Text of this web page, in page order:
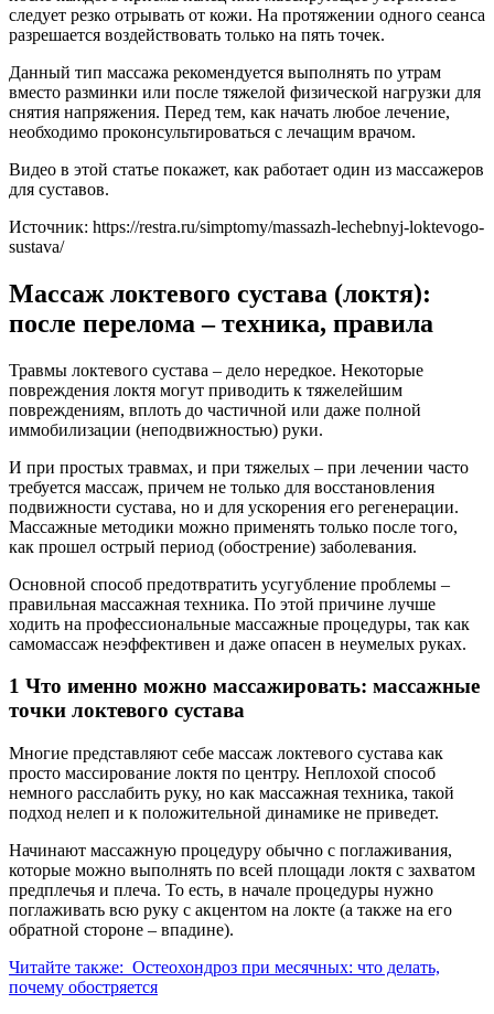
следует резко отрывать от кожи. На протяжении одного сеанса
разрешается воздействовать только на пять точек.
Данный тип массажа рекомендуется выполнять по утрам
вместо разминки или после тяжелой физической нагрузки для
снятия напряжения. Перед тем, как начать любое лечение,
необходимо проконсультироваться с лечащим врачом.
Видео в этой статье покажет, как работает один из массажеров
для суставов.
Источник: https://restra.ru/simptomy/massazh-lechebnyj-loktevogo-
sustava/
Массаж локтевого сустава (локтя):
после перелома – техника, правила
Травмы локтевого сустава – дело нередкое. Некоторые
повреждения локтя могут приводить к тяжелейшим
повреждениям, вплоть до частичной или даже полной
иммобилизации (неподвижностью) руки.
И при простых травмах, и при тяжелых – при лечении часто
требуется массаж, причем не только для восстановления
подвижности сустава, но и для ускорения его регенерации.
Массажные методики можно применять только после того,
как прошел острый период (обострение) заболевания.
Основной способ предотвратить усугубление проблемы –
правильная массажная техника. По этой причине лучше
ходить на профессиональные массажные процедуры, так как
самомассаж неэффективен и даже опасен в неумелых руках.
1 Что именно можно массажировать: массажные
точки локтевого сустава
Многие представляют себе массаж локтевого сустава как
просто массирование локтя по центру. Неплохой способ
немного расслабить руку, но как массажная техника, такой
подход нелеп и к положительной динамике не приведет.
Начинают массажную процедуру обычно с поглаживания,
которые можно выполнять по всей площади локтя с захватом
предплечья и плеча. То есть, в начале процедуры нужно
поглаживать всю руку с акцентом на локте (а также на его
обратной стороне – впадине).
Читайте также: Остеохондроз при месячных: что делать,
почему обостряется